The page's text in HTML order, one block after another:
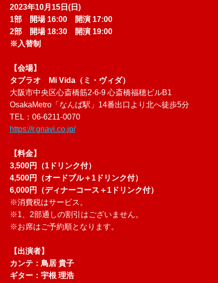
2023年10月15日(日)
1部 開場 16:00 開演 17:00
2部 開場 18:30 開演 19:00
※入替制
【会場】
タブラオ Mi Vida（ミ・ヴィダ）
大阪市中央区心斎橋筋2-6-9 心斎橋福穂ビルB1
OsakaMetro「なんば駅」14番出口より北へ徒歩5分
TEL：06-6211-0070
https://r.gnavi.co.jp/
【料金】
3,500円（1ドリンク付）
4,500円（オードブル＋1ドリンク付）
6,000円（ディナーコース＋1ドリンク付）
※消費税はサービス。
※1、2部通しの割引はございません。
※お席はご予約順となります。
【出演者】
カンテ：鳥居 貴子
ギター：宇根 理浩